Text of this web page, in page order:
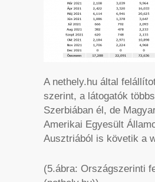
A nethely.hu által
szerint, a látogatók
Szerbiában él, de
Amerikai Egyesült
Ausztriából is követik a
(5.ábra: Országszerinti